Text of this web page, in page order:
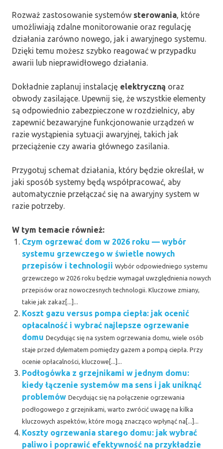
Rozważ zastosowanie systemów sterowania, które
umożliwiają zdalne monitorowanie oraz regulację
działania zarówno nowego, jak i awaryjnego systemu.
Dzięki temu możesz szybko reagować w przypadku
awarii lub nieprawidłowego działania.
Dokładnie zaplanuj instalację elektryczną oraz
obwody zasilające. Upewnij się, że wszystkie elementy
są odpowiednio zabezpieczone w rozdzielnicy, aby
zapewnić bezawaryjne funkcjonowanie urządzeń w
razie wystąpienia sytuacji awaryjnej, takich jak
przeciążenie czy awaria głównego zasilania.
Przygotuj schemat działania, który będzie określał, w
jaki sposób systemy będą współpracować, aby
automatycznie przełączać się na awaryjny system w
razie potrzeby.
W tym temacie również:
Czym ogrzewać dom w 2026 roku — wybór
systemu grzewczego w świetle nowych
przepisów i technologii Wybór odpowiedniego systemu
grzewczego w 2026 roku będzie wymagał uwzględnienia nowych
przepisów oraz nowoczesnych technologii. Kluczowe zmiany,
takie jak zakaz[...]...
Koszt gazu versus pompa ciepła: jak ocenić
opłacalność i wybrać najlepsze ogrzewanie
domu Decydując się na system ogrzewania domu, wiele osób
staje przed dylematem pomiędzy gazem a pompą ciepła. Przy
ocenie opłacalności, kluczowe[...]...
Podłogówka z grzejnikami w jednym domu:
kiedy łączenie systemów ma sens i jak uniknąć
problemów Decydując się na połączenie ogrzewania
podłogowego z grzejnikami, warto zwrócić uwagę na kilka
kluczowych aspektów, które mogą znacząco wpłynąć na[...]...
Koszty ogrzewania starego domu: jak wybrać
paliwo i poprawić efektywność na przykładzie